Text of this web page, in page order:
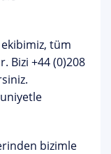
tüm
Bizi +44 (0)208
bizimle